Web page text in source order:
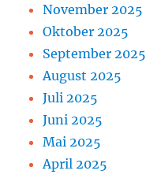
November 2025
Oktober 2025
September 2025
August 2025
Juli 2025
Juni 2025
Mai 2025
April 2025